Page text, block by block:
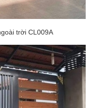
trời CL009A